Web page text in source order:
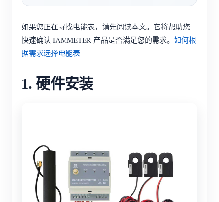
如果您正在寻找电能表，请先阅读本文。它将帮助您
快速确认 IAMMETER 产品是否满足您的需求。 如何根
据需求选择电能表
1. 硬件安装